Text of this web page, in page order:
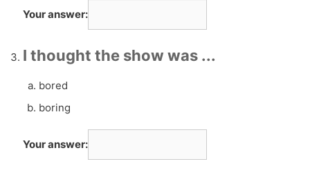
Your answer:
I thought the show was ...
bored
boring
Your answer: